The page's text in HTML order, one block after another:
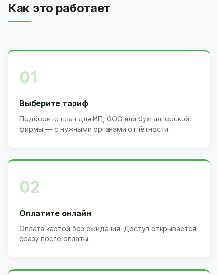
Как это работает
01
Выберите тариф
Подберите план для ИП, ООО или бухгалтерской
фирмы — с нужными органами отчётности.
02
Оплатите онлайн
Оплата картой без ожидания. Доступ открывается
сразу после оплаты.